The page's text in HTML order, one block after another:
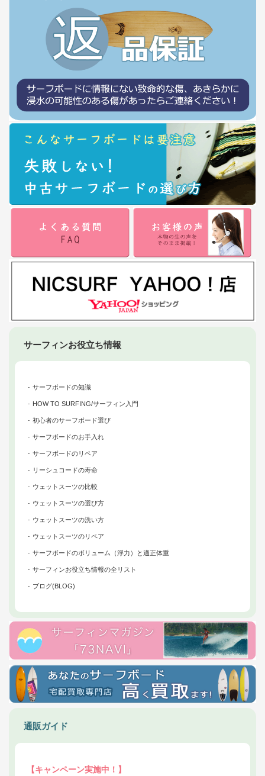
サーフィンお役立ち情報
サーフボードの知識
HOW TO SURFING/サーフィン入門
初心者のサーフボード選び
サーフボードのお手入れ
サーフボードのリペア
リーシュコードの寿命
ウェットスーツの比較
ウェットスーツの選び方
ウェットスーツの洗い方
ウェットスーツのリペア
サーフボードのボリューム（浮力）と適正体重
サーフィンお役立ち情報の全リスト
ブログ(BLOG)
通販ガイド
【キャンペーン実施中！】